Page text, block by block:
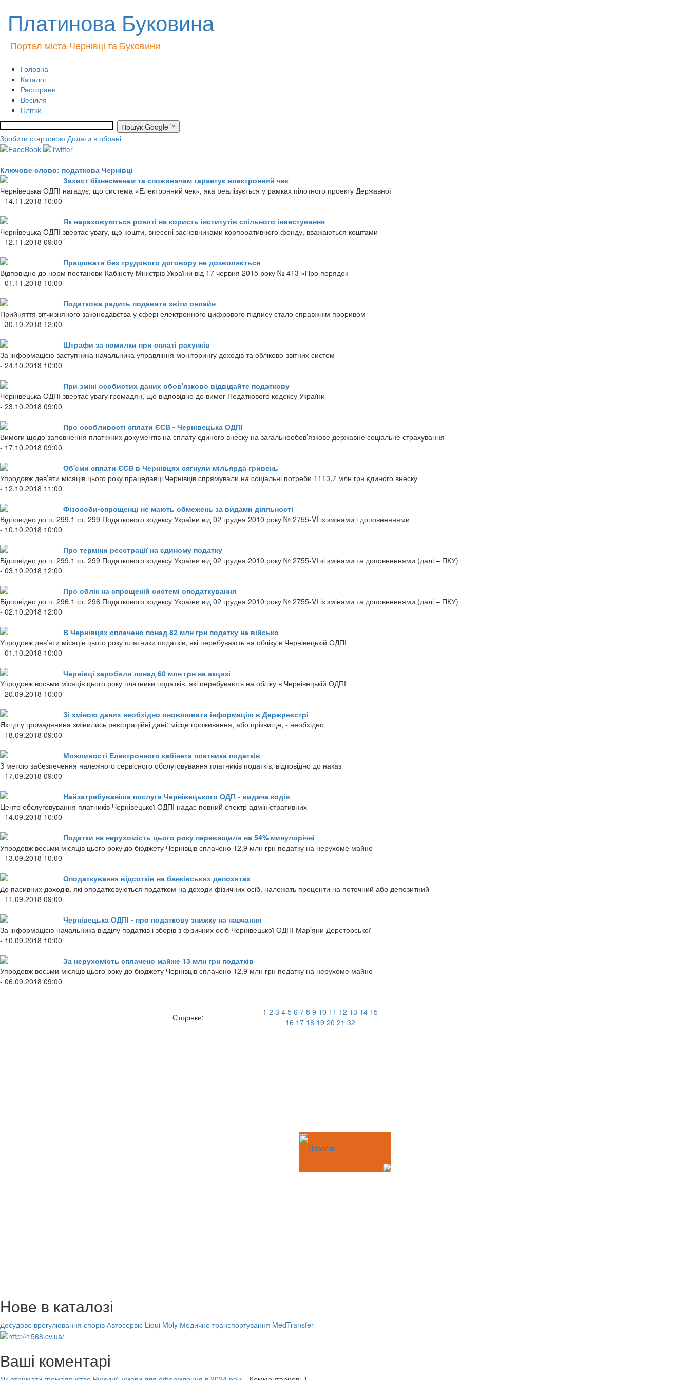
Платинова Буковина
Портал міста Чернівці та Буковини
Головна
Каталог
Ресторани
Весілля
Плітки
Зробити стартовою Додати в обрані
Ключове слово: податкова Чернівці
Захист бізнесменам та споживачам гарантує електронний чек
Чернівецька ОДПІ нагадує, що система «Електронний чек», яка реалізується у рамках пілотного проекту Державної
- 14.11.2018 10:00
Як нараховуються роялті на користь інститутів спільного інвестування
Чернівецька ОДПІ звертає увагу, що кошти, внесені засновниками корпоративного фонду, вважаються коштами
- 12.11.2018 09:00
Працювати без трудового договору не дозволяється
Відповідно до норм постанови Кабінету Міністрів України від 17 червня 2015 року № 413 «Про порядок
- 01.11.2018 10:00
Податкова радить подавати звіти онлайн
Прийняття вітчизняного законодавства у сфері електронного цифрового підпису стало справжнім проривом
- 30.10.2018 12:00
Штрафи за помилки при сплаті рахунків
За інформацією заступника начальника управління моніторингу доходів та обліково-звітних систем
- 24.10.2018 10:00
При зміні особистих даних обов'язково відвідайте податкову
Чернівецька ОДПІ звертає увагу громадян, що відповідно до вимог Податкового кодексу України
- 23.10.2018 09:00
Про особливості сплати ЄСВ - Чернівецька ОДПІ
Вимоги щодо заповнення платіжних документів на сплату єдиного внеску на загальнообов’язкове державне соціальне страхування
- 17.10.2018 09:00
Об'єми сплати ЄСВ в Чернівцях сягнули мільярда гривень
Упродовж дев’яти місяців цього року працедавці Чернівців спрямували на соціальні потреби 1113,7 млн грн єдиного внеску
- 12.10.2018 11:00
Фізособи-спрощенці не мають обмежень за видами діяльності
Відповідно до п. 299.1 ст. 299 Податкового кодексу України від 02 грудня 2010 року № 2755-VI із змінами і доповненнями
- 10.10.2018 10:00
Про терміни реєстрації на єдиному податку
Відповідно до п. 299.1 ст. 299 Податкового кодексу України від 02 грудня 2010 року № 2755-VI зі змінами та доповненнями (далі – ПКУ)
- 03.10.2018 12:00
Про облік на спрощеній системі оподаткування
Відповідно до п. 296.1 ст. 296 Податкового кодексу України від 02 грудня 2010 року № 2755-VI із змінами та доповненнями (далі – ПКУ)
- 02.10.2018 12:00
В Чернівцях сплачено понад 82 млн грн податку на військо
Упродовж дев’яти місяців цього року платники податків, які перебувають на обліку в Чернівецькій ОДПІ
- 01.10.2018 10:00
Чернівці заробили понад 60 млн грн на акцизі
Упродовж восьми місяців цього року платники податків, які перебувають на обліку в Чернівецькій ОДПІ
- 20.09.2018 10:00
Зі зміною даних необхідно оновлювати інформацію в Держреєстрі
Якщо у громадянина змінились реєстраційні дані: місце проживання, або прізвище, - необхідно
- 18.09.2018 09:00
Можливості Електронного кабінета платника податків
З метою забезпечення належного сервісного обслуговування платників податків, відповідно до наказ
- 17.09.2018 09:00
Найзатребуваніша послуга Чернівецького ОДП - видача кодів
Центр обслуговування платників Чернівецької ОДПІ надає повний спектр адміністративних
- 14.09.2018 10:00
Податки на нерухомість цього року перевищили на 54% минулорічні
Упродовж восьми місяців цього року до бюджету Чернівців сплачено 12,9 млн грн податку на нерухоме майно
- 13.09.2018 10:00
Оподаткування відсотків на банківських депозитах
До пасивних доходів, які оподатковуються податком на доходи фізичних осіб, належать проценти на поточний або депозитний
- 11.09.2018 09:00
Чернівецька ОДПІ - про податкову знижку на навчання
За інформацією начальника відділу податків і зборів з фізичних осіб Чернівецької ОДПІ Мар’яни Дереторської
- 10.09.2018 10:00
За нерухомість сплачено майже 13 млн грн податків
Упродовж восьми місяців цього року до бюджету Чернівців сплачено 12,9 млн грн податку на нерухоме майно
- 06.09.2018 09:00
Сторінки: 1 2 3 4 5 6 7 8 9 10 11 12 13 14 15
16 17 18 19 20 21 32
Новости
Нове в каталозі
Досудове врегулювання спорів Автосервіс Liqui Moly Медичне транспортування MedTransfer
Ваші коментарі